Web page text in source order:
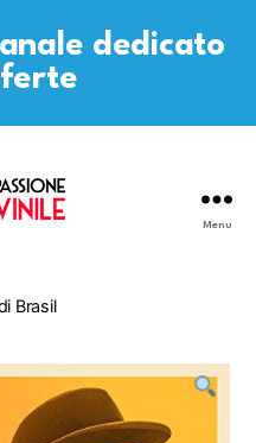
dedicato
Menu
Brasil